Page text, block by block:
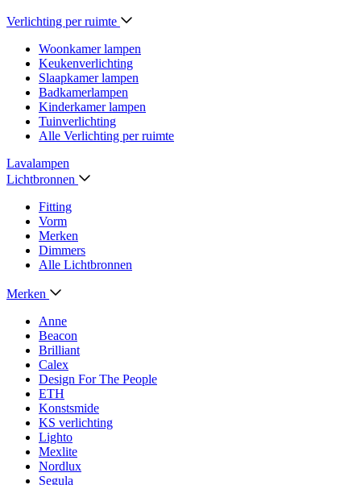
Verlichting per ruimte
Woonkamer lampen
Keukenverlichting
Slaapkamer lampen
Badkamerlampen
Kinderkamer lampen
Tuinverlichting
Alle Verlichting per ruimte
Lavalampen
Lichtbronnen
Fitting
Vorm
Merken
Dimmers
Alle Lichtbronnen
Merken
Anne
Beacon
Brilliant
Calex
Design For The People
ETH
Konstsmide
KS verlichting
Lighto
Mexlite
Nordlux
Segula